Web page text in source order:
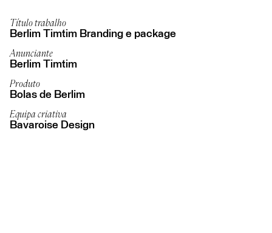
Título trabalho
Berlim Timtim Branding e package
Anunciante
Berlim Timtim
Produto
Bolas de Berlim
Equipa criativa
Bavaroise Design